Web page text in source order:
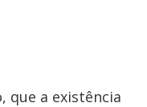
que a existência